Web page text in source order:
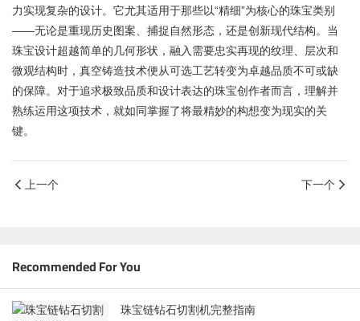
力实现复杂的设计。它尤其适用于那些以“精细”为核心的珠宝类别
——无论是重现历史图案、捕捉自然形态，还是创新现代结构。当
珠宝设计超越简单的几何形状，融入需要忠实再现的纹理、层次和
微观结构时，真空铸造技术便从可选工艺转变为卓越品质不可或缺
的保障。对于追求极致品质和设计表达的珠宝创作者而言，理解并
熟练运用这项技术，就如同掌握了将最精妙的构想变为现实的关
键。
上一个 下一个
Recommended For You
珠宝链钻石切割机完整指南